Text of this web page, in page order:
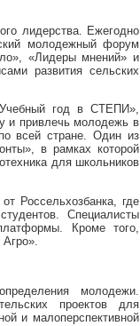
лидерства. Ежегодно
молодежный форум
«Лидеры мнений» и
развития сельских
год в СТЕПИ»,
и привлечь молодежь в
всей стране. Один из
в рамках которой
для школьников
Россельхозбанка, где
Специалисты
Кроме того,
молодежи.
проектов для
и малоперспективной